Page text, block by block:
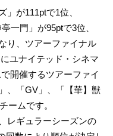
が111ptで1位、
一門」が95ptで3位、
り、ツアーファイナル
ユナイテッド・シネマ
開催するツアーファイ
、「GV」、「【華】獣
ームです。
レギュラーシーズンの